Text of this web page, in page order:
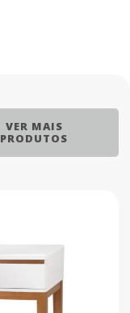
VER MAIS
PRODUTOS